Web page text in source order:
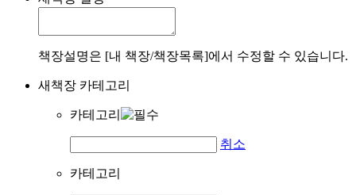
책장설명은 [내 책장/책장목록]에서 수정할 수 있습니다.
새책장 카테고리
카테고리
취소
카테고리